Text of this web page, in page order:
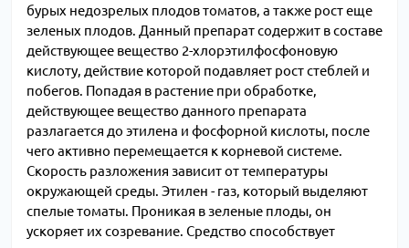
бурых недозрелых плодов томатов, а также рост еще
зеленых плодов. Данный препарат содержит в составе
действующее вещество 2-хлорэтилфосфоновую
кислоту, действие которой подавляет рост стеблей и
побегов. Попадая в растение при обработке,
действующее вещество данного препарата
разлагается до этилена и фосфорной кислоты, после
чего активно перемещается к корневой системе.
Скорость разложения зависит от температуры
окружающей среды. Этилен - газ, который выделяют
спелые томаты. Проникая в зеленые плоды, он
ускоряет их созревание. Средство способствует